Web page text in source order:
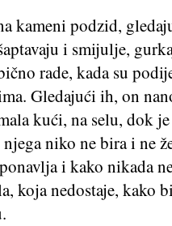
kameni podzid,
i smijulje,
rade, kada su
Gledajući ih, on
kući, na selu, dok
njega niko ne bira i ne
i kako nikada
koja nedostaje, kako